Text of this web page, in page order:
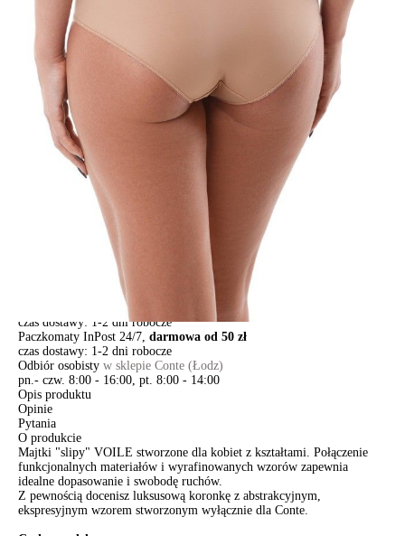
110/XXL
114/3XL
118/4XL
Ilość:
+
DODAJ DO KOSZYKA
Jak złożyć zamówienie
POWIADOM MNIE O DOSTĘPNOŚCI
ПОЛУЧИТЬ ПО EMAIL
darmowa od 99 zł
czas dostawy: 1-2 dni robocze
Paczkomaty InPost 24/7, darmowa od 50 zł
czas dostawy: 1-2 dni robocze
Odbiór osobisty w sklepie Conte (Łodz)
pn.- czw. 8:00 - 16:00, pt. 8:00 - 14:00
Opis produktu
Opinie
Pytania
O produkcie
Majtki "slipy" VOILE stworzone dla kobiet z kształtami. Połączenie
funkcjonalnych materiałów i wyrafinowanych wzorów zapewnia
idealne dopasowanie i swobodę ruchów.
Z pewnością docenisz luksusową koronkę z abstrakcyjnym,
ekspresyjnym wzorem stworzonym wyłącznie dla Conte.